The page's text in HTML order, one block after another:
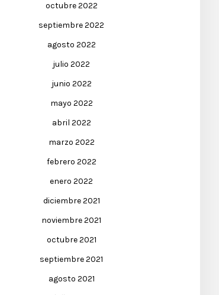
octubre 2022
septiembre 2022
agosto 2022
julio 2022
junio 2022
mayo 2022
abril 2022
marzo 2022
febrero 2022
enero 2022
diciembre 2021
noviembre 2021
octubre 2021
septiembre 2021
agosto 2021